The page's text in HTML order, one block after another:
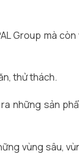
Group mà
thử thách.
sản
vùng sâu,